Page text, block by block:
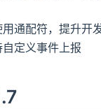
通配符，提升开
定义事件上报